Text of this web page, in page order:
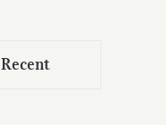
Recent